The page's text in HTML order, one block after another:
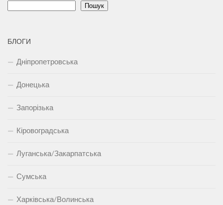
Пошук
БЛОГИ
Дніпропетровська
Донецька
Запорізька
Кіровоградська
Луганська/Закарпатська
Сумська
Харківська/Волинська